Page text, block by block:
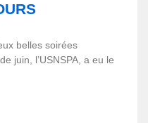
belles soirées
juin, l’USNSPA, a eu le